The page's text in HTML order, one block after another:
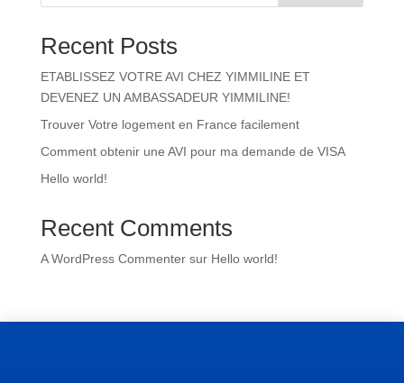
Recent Posts
ETABLISSEZ VOTRE AVI CHEZ YIMMILINE ET
DEVENEZ UN AMBASSADEUR YIMMILINE!
Trouver Votre logement en France facilement
Comment obtenir une AVI pour ma demande de VISA
Hello world!
Recent Comments
A WordPress Commentersur Hello world!